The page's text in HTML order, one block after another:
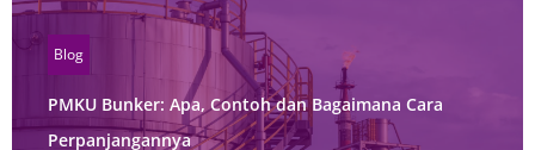
Blog
PMKU Bunker: Apa, Contoh dan Bagaimana Cara
Perpanjangannya